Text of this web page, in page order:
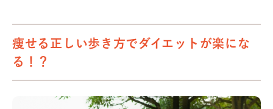
痩せる正しい歩き方でダイエットが楽にな
る！？